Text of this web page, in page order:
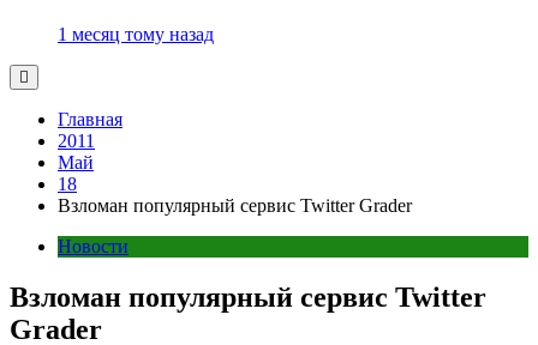
1 месяц тому назад
Главная
2011
Май
18
Взломан популярный сервис Twitter Grader
Новости
Взломан популярный сервис Twitter
Grader